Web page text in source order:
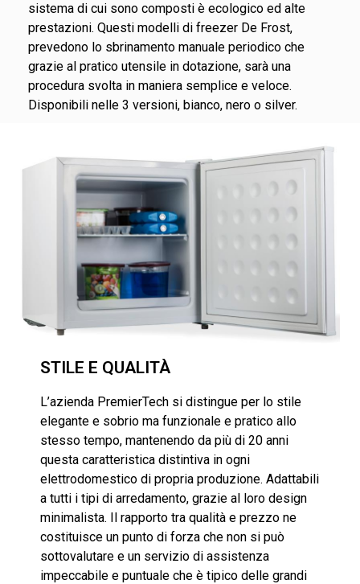
sistema di cui sono composti è ecologico ed alte
prestazioni. Questi modelli di freezer De Frost,
prevedono lo sbrinamento manuale periodico che
grazie al pratico utensile in dotazione, sarà una
procedura svolta in maniera semplice e veloce.
Disponibili nelle 3 versioni, bianco, nero o silver.
STILE E QUALITÀ
L’azienda PremierTech si distingue per lo stile
elegante e sobrio ma funzionale e pratico allo
stesso tempo, mantenendo da più di 20 anni
questa caratteristica distintiva in ogni
elettrodomestico di propria produzione. Adattabili
a tutti i tipi di arredamento, grazie al loro design
minimalista. Il rapporto tra qualità e prezzo ne
costituisce un punto di forza che non si può
sottovalutare e un servizio di assistenza
impeccabile e puntuale che è tipico delle grandi